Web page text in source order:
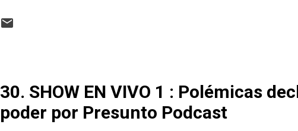
empresas. El 80% de sus víctimas están en China,
30. SHOW EN VIVO 1 : Polémicas
poder por Presunto Podcast